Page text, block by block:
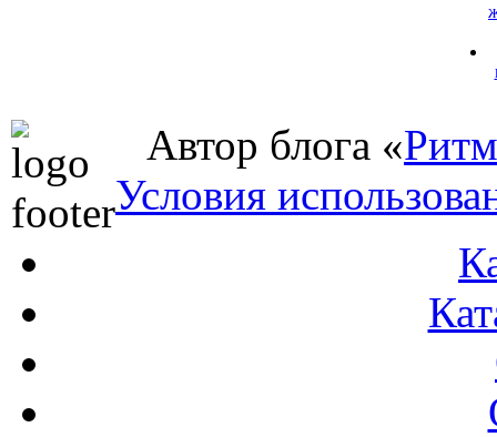
Автор блога «
Условия